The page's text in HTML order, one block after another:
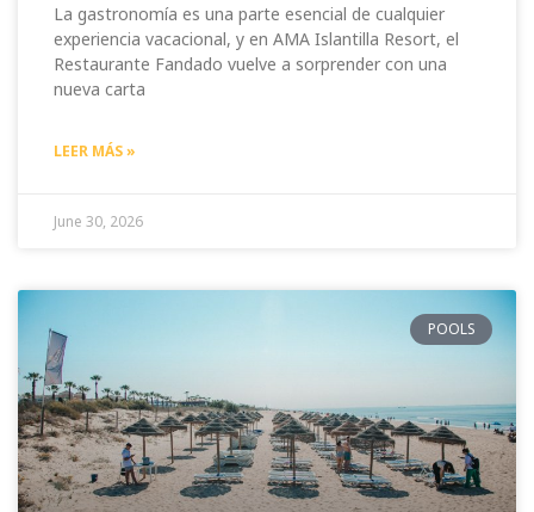
La gastronomía es una parte esencial de cualquier
experiencia vacacional, y en AMA Islantilla Resort, el
Restaurante Fandado vuelve a sorprender con una
nueva carta
LEER MÁS »
June 30, 2026
POOLS